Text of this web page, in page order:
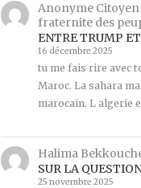
Anonyme
fraternite des
ENTRE TRUMP
16 décembre 2025
tu me fais rire avec
Maroc. La sahara
marocain. L algerie
Halima
SUR LA
25 novembre 2025